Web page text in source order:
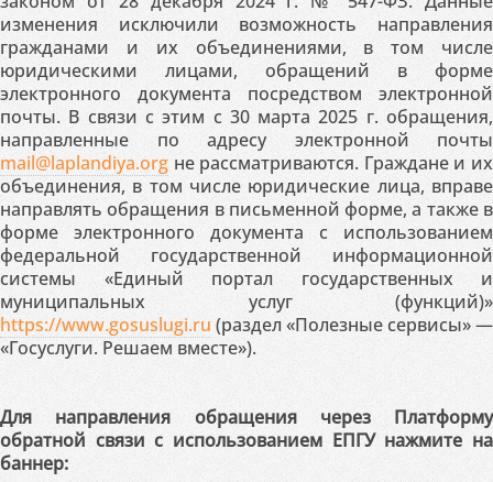
изменения исключили возможность направления
гражданами и их объединениями, в том числе
юридическими лицами, обращений в форме
электронного документа посредством электронной
почты. В связи с этим с 30 марта 2025 г. обращения,
направленные по адресу электронной почты
mail@laplandiya.org не рассматриваются. Граждане и их
объединения, в том числе юридические лица, вправе
направлять обращения в письменной форме, а также в
форме электронного документа с использованием
федеральной государственной информационной
системы «Единый портал государственных и
муниципальных услуг (функций)»
https://www.gosuslugi.ru (раздел «Полезные сервисы» —
«Госуслуги. Решаем вместе»).
Для направления обращения через Платформу
обратной связи с использованием ЕПГУ нажмите на
баннер: